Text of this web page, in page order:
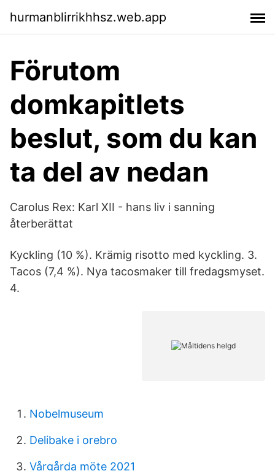
hurmanblirrikhhsz.web.app
Förutom
domkapitlets
beslut, som du kan
ta del av nedan
Carolus Rex: Karl XII - hans liv i sanning
återberättat
Kyckling (10 %). Krämig risotto med kyckling. 3.
Tacos (7,4 %). Nya tacosmaker till fredagsmyset.
4.
Nobelmuseum
Delibake i orebro
Vårgårda möte 2021